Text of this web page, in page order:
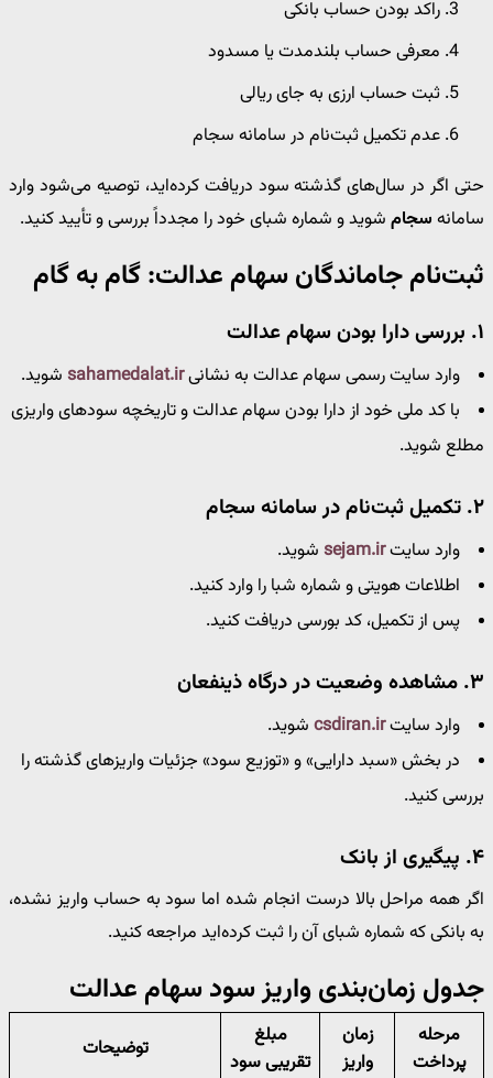
راکد بودن حساب بانکی
معرفی حساب بلندمدت یا مسدود
ثبت حساب ارزی به جای ریالی
عدم تکمیل ثبت‌نام در سامانه سجام
حتی اگر در سال‌های گذشته سود دریافت کرده‌اید، توصیه می‌شود وارد
سامانه سجام شوید و شماره شبای خود را مجدداً بررسی و تأیید کنید.
ثبت‌نام جاماندگان سهام عدالت: گام به گام
۱. بررسی دارا بودن سهام عدالت
وارد سایت رسمی سهام عدالت به نشانیsahamedalat.ir شوید.
با کد ملی خود از دارا بودن سهام عدالت و تاریخچه سودهای واریزی
مطلع شوید.
۲. تکمیل ثبت‌نام در سامانه سجام
وارد سایتsejam.ir شوید.
اطلاعات هویتی و شماره شبا را وارد کنید.
پس از تکمیل، کد بورسی دریافت کنید.
۳. مشاهده وضعیت در درگاه ذینفعان
وارد سایتcsdiran.ir شوید.
در بخش «سبد دارایی» و «توزیع سود» جزئیات واریزهای گذشته را
بررسی کنید.
۴. پیگیری از بانک
اگر همه مراحل بالا درست انجام شده اما سود به حساب واریز نشده،
به بانکی که شماره شبای آن را ثبت کرده‌اید مراجعه کنید.
جدول زمان‌بندی واریز سود سهام عدالت
مرحله
پرداخت
زمان
واریز
مبلغ
تقریبی سود
توضیحات